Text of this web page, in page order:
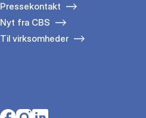
Pressekontakt
Nyt fra CBS
Til virksomheder
Opens in a new tab
Opens in a new tab
Opens in a new tab